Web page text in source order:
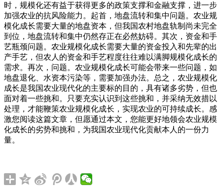
时，规模化还有益于获得更多的政策支撑和金融支撑，进一步
加强农业的抗风险能力。起首，地盘流转和集中问题。农业规
模化成长需要大量的地盘资本，但我国农村地盘轨制尚未完全
到位，地盘流转和集中仍然存正在必然妨碍。其次，资金和手
艺瓶颈问题。农业规模化成长需要大量的资金投入和先辈的出
产手艺，但农人的资金和手艺程度往往难以满脚规模化成长的
需求。再次，问题。农业规模化成长可能会带来一些问题，如
地盘退化、水资本污染等，需要加强办法。总之，农业规模化
成长是我国农业现代化的主要标的目的，具有诸多劣势，但也
面对着一些挑和。只要充实认识到这些挑和，并采纳无效措以
处理，才能鞭策农业规模化成长，实现农业的可持续成长。感
激您阅读这篇文章，但愿通过本文，您能更好地领会农业规模
化成长的劣势和挑和，为我国农业现代化贡献本人的一份力
量。